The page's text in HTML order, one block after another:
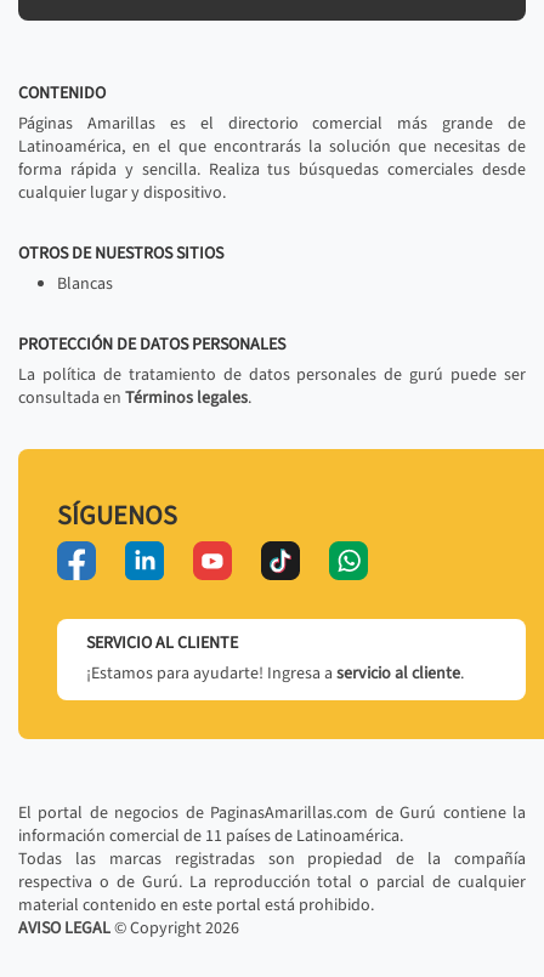
CONTENIDO
Páginas Amarillas es el directorio comercial más grande de
Latinoamérica, en el que encontrarás la solución que necesitas de
forma rápida y sencilla. Realiza tus búsquedas comerciales desde
cualquier lugar y dispositivo.
OTROS DE NUESTROS SITIOS
Blancas
PROTECCIÓN DE DATOS PERSONALES
La política de tratamiento de datos personales de gurú puede ser
consultada en Términos legales.
SÍGUENOS
SERVICIO AL CLIENTE
¡Estamos para ayudarte! Ingresa a servicio al cliente.
El portal de negocios de PaginasAmarillas.com de Gurú contiene la
información comercial de 11 países de Latinoamérica.
Todas las marcas registradas son propiedad de la compañía
respectiva o de Gurú. La reproducción total o parcial de cualquier
material contenido en este portal está prohibido.
AVISO LEGAL© Copyright2026